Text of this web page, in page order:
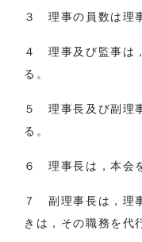
３ 理事の員数は理
４ 理事及び監事は
る。
５ 理事長及び副理
る。
６ 理事長は，本会
７ 副理事長は，理
きは，その職務を代